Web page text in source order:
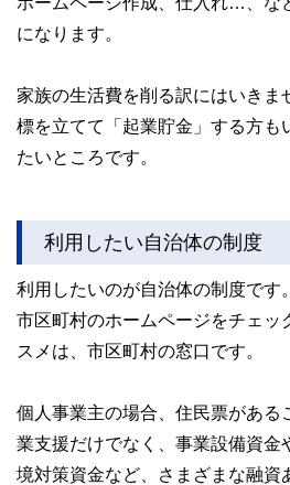
になります。
家族の生活費を削る訳にはいきま
標を立てて「起業貯金」する方も
たいところです。
利用したい自治体の制度
利用したいのが自治体の制度です
市区町村のホームページをチェッ
スメは、市区町村の窓口です。
個人事業主の場合、住民票がある
業支援だけでなく、事業設備資金
境対策資金など、さまざまな融資